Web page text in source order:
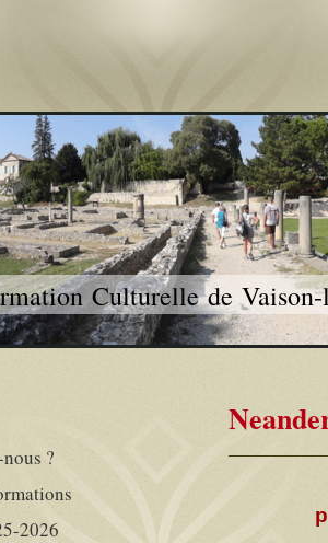
Culturelle de
?
2026